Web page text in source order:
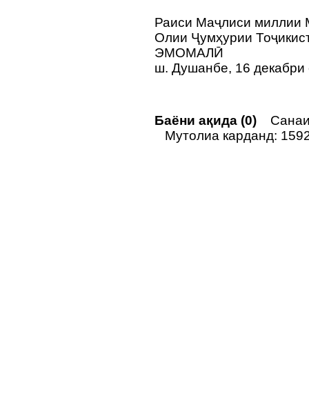
Раиси Маҷлиси миллии
Олии Ҷумҳурии
ЭМОМАЛӢ
ш. Душанбе, 16
Баёни ақида (0)
Мутолиа карданд: